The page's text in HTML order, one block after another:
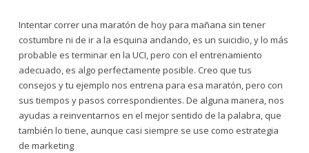
Intentar correr una maratón de hoy para mañana sin tener
costumbre ni de ir a la esquina andando, es un suicidio, y lo más
probable es terminar en la UCI, pero con el entrenamiento
adecuado, es algo perfectamente posible. Creo que tus
consejos y tu ejemplo nos entrena para esa maratón, pero con
sus tiempos y pasos correspondientes. De alguna manera, nos
ayudas a reinventarnos en el mejor sentido de la palabra, que
también lo tiene, aunque casi siempre se use como estrategia
de marketing